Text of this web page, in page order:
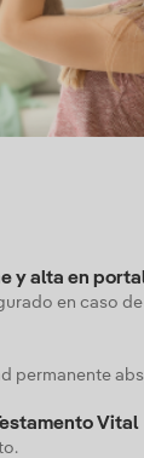
y alta en
en caso
permanente
Vital